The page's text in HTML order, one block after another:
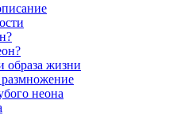
образа жизни
неона